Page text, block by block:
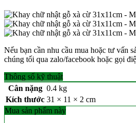
Nếu bạn cần nhu cầu mua hoặc tư vấn
chúng tối qua zalo/facebook hoặc gọi
Thông số kỹ thuật
Cân nặng 0.4 kg
Kích thước 31 × 11 × 2 cm
Mua sản phẩm này